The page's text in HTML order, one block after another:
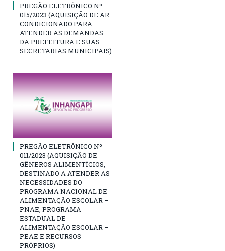
PREGÃO ELETRÔNICO Nº
015/2023 (AQUISIÇÃO DE AR
CONDICIONADO PARA
ATENDER AS DEMANDAS
DA PREFEITURA E SUAS
SECRETARIAS MUNICIPAIS)
PREGÃO ELETRÔNICO Nº
011/2023 (AQUISIÇÃO DE
GÊNEROS ALIMENTÍCIOS,
DESTINADO A ATENDER AS
NECESSIDADES DO
PROGRAMA NACIONAL DE
ALIMENTAÇÃO ESCOLAR –
PNAE, PROGRAMA
ESTADUAL DE
ALIMENTAÇÃO ESCOLAR –
PEAE E RECURSOS
PRÓPRIOS)